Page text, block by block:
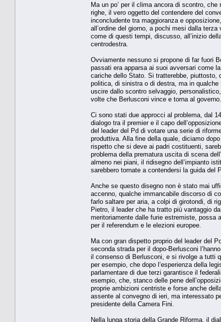
Ma un po’ per il clima ancora di scontro,
righe, il vero oggetto del contendere del
inconcludente tra maggioranza e
all’ordine del giorno, a pochi mesi dalla
come di questi tempi, discusso, all’inizio
centrodestra.
Ovviamente nessuno si propone di far fuori
passati era apparsa ai suoi avversari come
cariche dello Stato. Si tratterebbe, piuttosto,
politica, di sinistra o di destra, ma in
uscire dallo scontro selvaggio,
volte che Berlusconi vince e torna al
Ci sono stati due approcci al problema, dal
dialogo tra il premier e il capo
del leader del Pd di votare una serie di
produttiva. Alla fine della quale, diciamo
rispetto che si deve ai padri costituenti,
problema della prematura uscita di scena
almeno nei piani, il ridisegno dell’impianto
sarebbero tornate a contendersi la guida del
Anche se questo disegno non è stato mai
accenno, qualche immancabile discorso di
farlo saltare per aria, a colpi di girotondi, di
Pietro, il leader che ha tratto più vantaggio
meritoriamente dalle furie estremiste, possa
per il referendum e le elezioni europee.
Ma con gran dispetto proprio del leader del
seconda strada per il dopo-Berlusconi
il consenso di Berlusconi, e si rivolge a tutti
per esempio, che dopo l’esperienza della
parlamentare di due terzi garantisce il
esempio, che, stanco delle pene
proprie ambizioni centriste e forse anche
assente al convegno di ieri, ma interessato
presidente della Camera Fini.
Nella lunga storia della Grande Riforma, il